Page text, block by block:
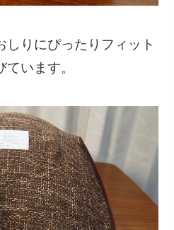
しりにぴったりフィット
います。